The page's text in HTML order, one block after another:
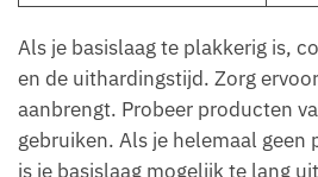
Als je basislaag te plakkerig is,
en de uithardingstijd. Zorg
aanbrengt. Probeer producten
gebruiken. Als je helemaal geen
is je basislaag mogelijk te lang